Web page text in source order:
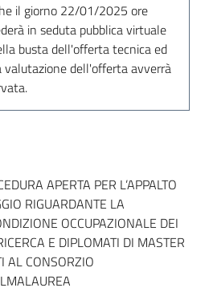
il giorno 22/01/2025 ore
in seduta pubblica virtuale
busta dell'offerta tecnica ed
valutazione dell'offerta avverrà
APERTA PER L’APPALTO
RIGUARDANTE LA
OCCUPAZIONALE DEI
E DIPLOMATI DI MASTER
AL CONSORZIO